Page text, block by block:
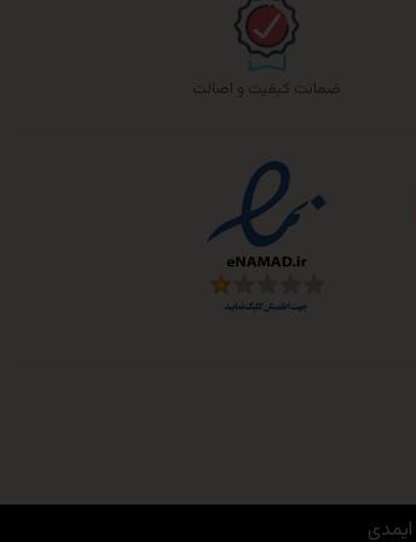
ضمانت کیفیت و اصالت
ایمدی